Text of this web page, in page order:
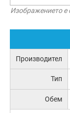
Изображението е
Производител
Тип
Обем